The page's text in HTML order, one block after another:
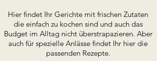
Hier findet Ihr Gerichte mit frischen Zutaten
die einfach zu kochen sind und auch das
Budget im Alltag nicht überstrapazieren. Aber
auch für spezielle Anlässe findet Ihr hier die
passenden Rezepte.